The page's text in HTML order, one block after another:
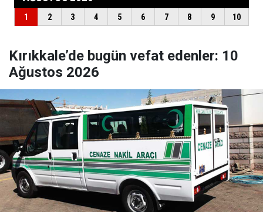
Kırıkkale’de bugün vefat edenler: 10
Ağustos 2026